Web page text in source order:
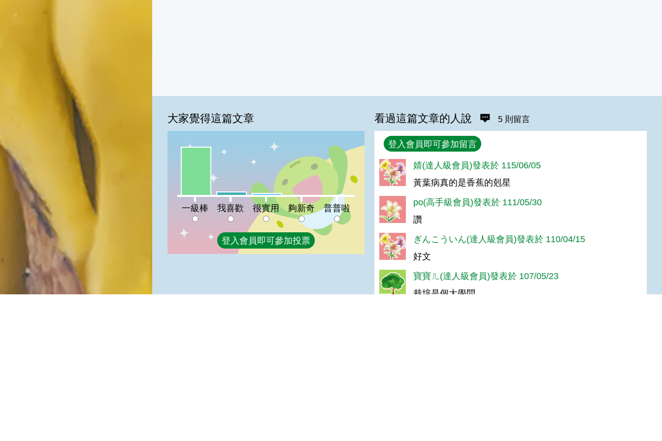
大家覺得這篇文章
一級棒:89%
我喜歡:7%很實用:4%夠新奇:0%普普啦:0%
一級棒 我喜歡 很實用 夠新奇 普普啦
登入會員即可參加投票
看過這篇文章的人說 5 則留言
回覆
登入會員即可參加留言
婧(達人級會員)發表於 115/06/05
黃葉病真的是香蕉的剋星
po(高手級會員)發表於 111/05/30
讚
ぎんこういん(達人級會員)發表於 110/04/15
好文
寶寶ㄦ(達人級會員)發表於 107/05/23
栽培是個大學問